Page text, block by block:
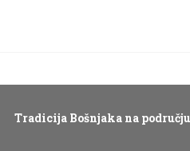
Tradicija Bošnjaka na